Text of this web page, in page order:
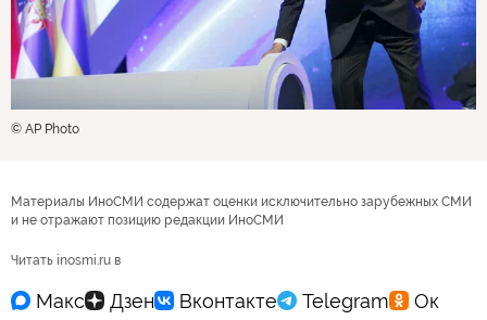
© AP Photo
Материалы ИноСМИ содержат оценки исключительно зарубежных СМИ
и не отражают позицию редакции ИноСМИ
Читать inosmi.ru в